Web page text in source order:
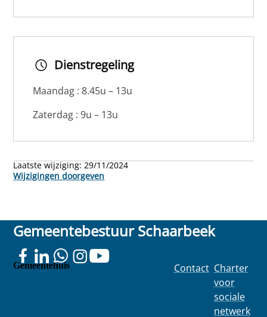
Dienstregeling
Maandag : 8.45u – 13u
Zaterdag : 9u – 13u
Laatste wijziging:29/11/2024
Wijzigingen doorgeven
Gemeentebestuur Schaarbeek
Gemeentehuis Contact Charter
voor
sociale
netwerk